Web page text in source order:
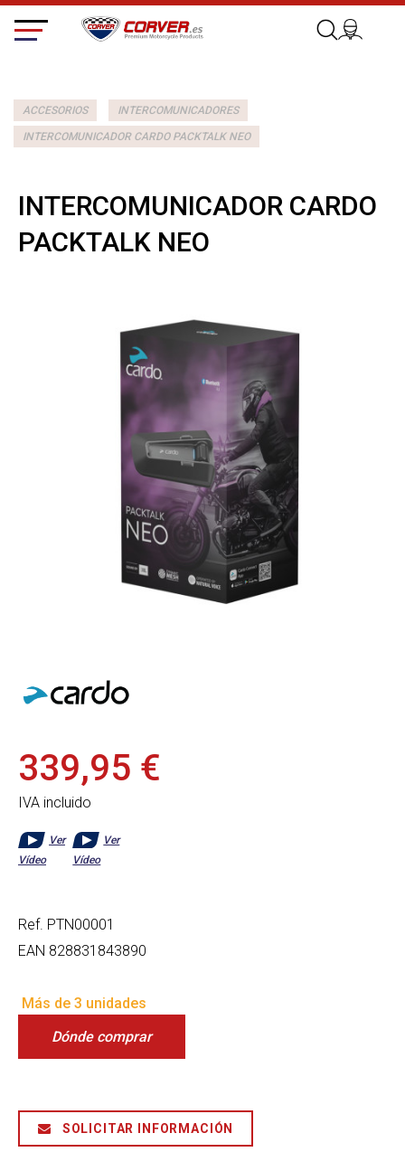
ACCESORIOS INTERCOMUNICADORES
INTERCOMUNICADOR CARDO PACKTALK NEO
INTERCOMUNICADOR CARDO
PACKTALK NEO
339,95 €
IVA incluido
Ver
Vídeo
Ver
Vídeo
Ref. PTN00001
EAN 828831843890
Más de 3 unidades
Dónde comprar
SOLICITAR INFORMACIÓN